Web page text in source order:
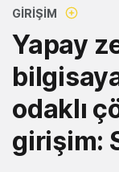
GIRIŞIM
Yapay
odaklı
girişim: